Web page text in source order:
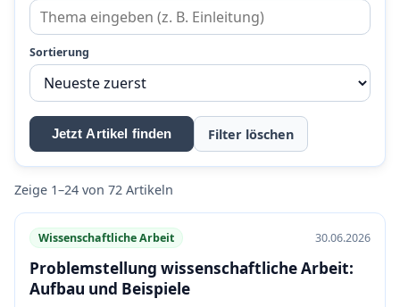
Sortierung
Jetzt Artikel finden Filter löschen
Zeige 1–24 von 72 Artikeln
Wissenschaftliche Arbeit 30.06.2026
Problemstellung wissenschaftliche Arbeit:
Aufbau und Beispiele